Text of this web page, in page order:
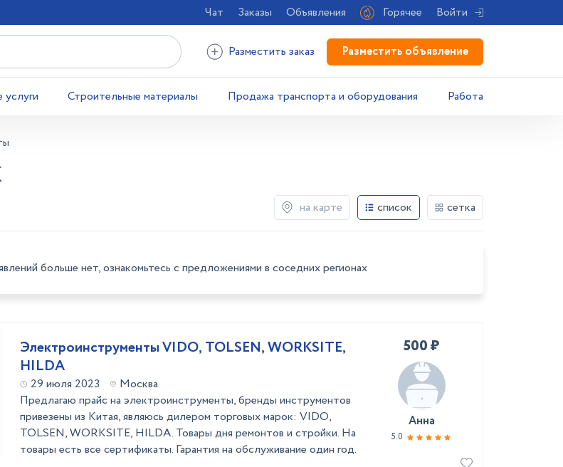
Чат Заказы Объявления Горячее Войти
Разместить заказ Разместить объявление
Строительные материалы Продажа транспорта и оборудования Работа
на карте список сетка
больше нет, ознакомьтесь с предложениями в соседних регионах
Электроинструменты VIDO, TOLSEN, WORKSITE,
HILDA
29 июля 2023
Москва
Предлагаю прайс на электроинструменты, бренды инструментов
привезены из Китая, являюсь дилером торговых марок: VIDO,
TOLSEN, WORKSITE, HILDA. Товары дня ремонтов и стройки. На
товары есть все сертификаты. Гарантия на обслуживание один год.
500 ₽
Анна
5.0